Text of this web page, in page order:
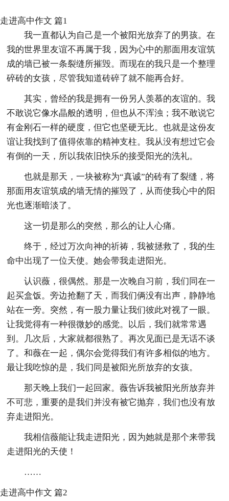
走进高中作文 篇1
我一直都认为自己是一个被阳光放弃了的男孩。在
我的世界里友谊不再属于我，因为心中的那面用友谊筑
成的墙已被一条裂缝所摧毁。而现在的我只是一个整理
碎砖的女孩，尽管我知道砖碎了就不能再合好。
其实，曾经的我是拥有一份另人羡慕的友谊的。我
不敢说它像水晶般的透明，但也从不浑浊；我不敢说它
有金刚石一样的硬度，但它也坚硬无比。也就是这份友
谊让我找到了值得依靠的精神支柱。我从没有想过它会
有倒的一天，所以我依旧快乐的接受阳光的洗礼。
也就是那天，一块被称为“真诚”的砖有了裂缝，将
那面用友谊筑成的墙无情的摧毁了，从而使我心中的阳
光也逐渐暗淡了。
这一切是那么的突然，那么的让人心痛。
终于，经过万次向神的祈祷，我被拯救了，我的生
命中出现了一位天使。她会带我走进阳光。
认识薇，很偶然。那是一次晚自习前，我们同在一
起买盒饭。旁边抢翻了天，而我们俩没有出声，静静地
站在一旁。突然，有一股力量让我们彼此对视了一眼。
让我觉得有一种很微妙的感觉。以后，我们就常常遇
到。几次后，大家就都很熟了。再次见面已是无话不谈
了。和薇在一起，偶尔会觉得我们有许多相似的地方。
最让我吃惊的是，我们同是被阳光所放弃的女孩。
那天晚上我们一起回家。薇告诉我被阳光所放弃并
不可悲，重要的是我们并没有被它抛弃，我们也没有放
弃走进阳光。
我相信薇能让我走进阳光，因为她就是那个来带我
走进阳光的天使！
……
走进高中作文 篇2